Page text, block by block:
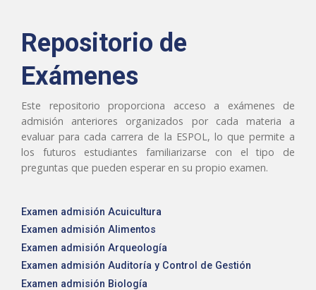
Repositorio de
Exámenes
Este repositorio proporciona acceso a exámenes de
admisión anteriores organizados por cada materia a
evaluar para cada carrera de la ESPOL, lo que permite a
los futuros estudiantes familiarizarse con el tipo de
preguntas que pueden esperar en su propio examen.
Examen admisión Acuicultura
Examen admisión Alimentos
Examen admisión Arqueología
Examen admisión Auditoría y Control de Gestión
Examen admisión Biología